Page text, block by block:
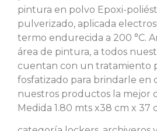
pintura en polvo Epoxi-
pulverizado, aplicada
termo endurecida a 200 °C.
área de pintura, a todos
cuentan con un tratamiento
fosfatizado para brindarle en
nuestros productos la mejor
Medida 1.80 mts x38 cm x 37